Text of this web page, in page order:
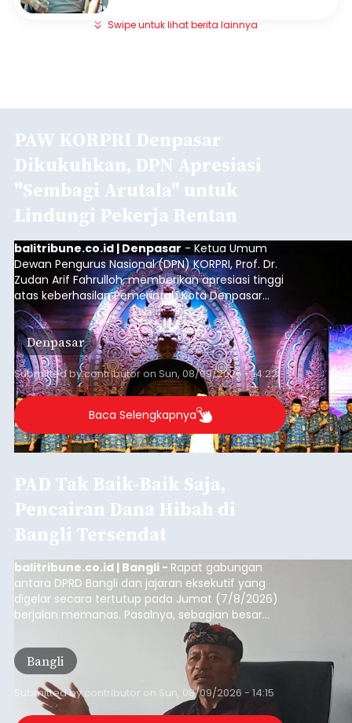
Swipe untuk lihat berita lainnya
PAW KORPRI Denpasar
Dikukuhkan, DPN Apresiasi
"Sembagi Arutala" untuk
Lindungi Pekerja Rentan
balitribune.co.id | Denpasar - Ketua Umum
Dewan Pengurus Nasional (DPN) KORPRI, Prof. Dr.
Zudan Arif Fahrulloh, memberikan apresiasi tinggi
atas keberhasilan Pemerintah Kota Denpasar
dan KORPRI Kota Denpasar dalam
mengimplementasikan program gotong royong
kepedulian sosial bertajuk "Sembagi Arutala".
Denpasar
Submitted bycontributoron Sun, 08/09/2026 - 14:22
Baca Selengkapnya
PAD Tak Baik-Baik Saja,
Pencairan Dana Hibah di
Bangli Tersendat
balitribune.co.id | Bangli - Rapat gabungan
antara DPRD Bangli dan jajaran eksekutif yang
digelar secara tertutup pada Jumat (7/8/2026)
berjalan memanas. Pasalnya, sebagian besar
dana hibah yang bersumber dari pokok-pokok
pikiran (pokok-pokok pikiran/pokir) dewan hasil
penjaringan aspirasi masyarakat saat reses tak
kunjung cair.
Bangli
Submitted bycontributor on Sun, 08/09/2026 - 14:15